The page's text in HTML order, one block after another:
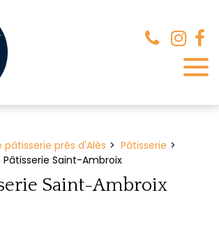
pâtisserie près d'Alès
Pâtisserie
Pâtisserie Saint-Ambroix
Saint-Ambroix
des cookies